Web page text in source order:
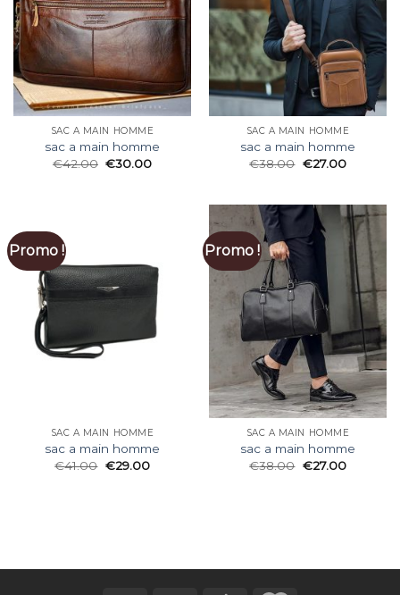
SAC A MAIN HOMME
sac a main homme
€42.00 €30.00
SAC A MAIN HOMME
sac a main homme
€38.00 €27.00
Promo !
SAC A MAIN HOMME
sac a main homme
€41.00 €29.00
Promo !
SAC A MAIN HOMME
sac a main homme
€38.00 €27.00